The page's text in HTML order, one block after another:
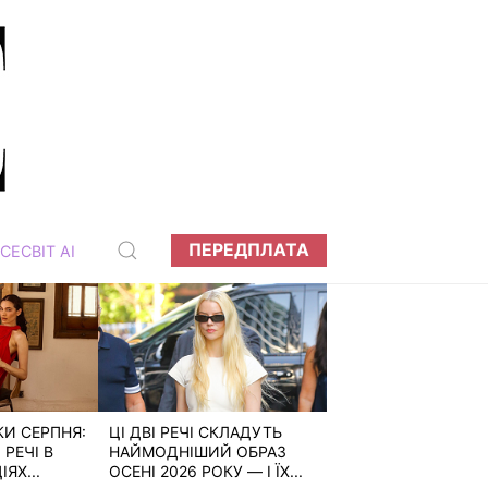
АІ ПЕРЕДПЛАТА
СЕРПНЯ:
В
ЦІ ДВІ РЕЧІ СКЛАДУТЬ
НАЙМОДНІШИЙ ОБРАЗ
ОСЕНІ 2026 РОКУ — І ЇХ...